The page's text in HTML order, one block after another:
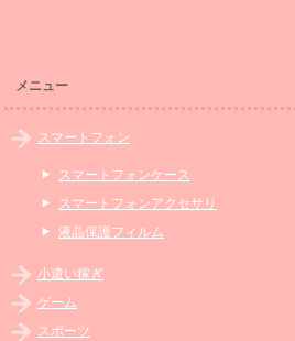
メニュー
スマートフォン
スマートフォンケース
スマートフォンアクセサリ
液晶保護フィルム
小遣い稼ぎ
ゲーム
スポーツ